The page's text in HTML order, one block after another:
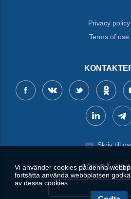
Privacy policy
Terms of use
Skriv till
SÖK PÅ
Vi använder cookies på denna
fortsätta använda webbplatsen
av dessa cookies.